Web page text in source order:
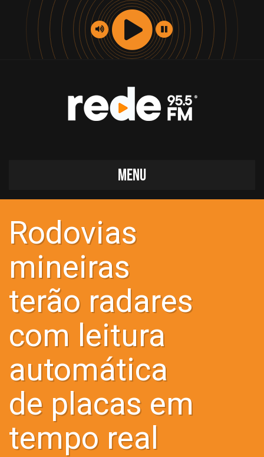
MENU
Rodovias
mineiras
terão radares
com leitura
automática
de placas em
tempo real